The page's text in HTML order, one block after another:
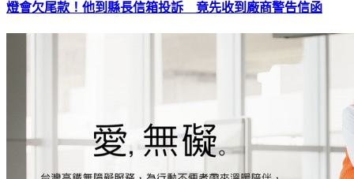
燈會欠尾款！他到縣長信箱投訴 竟先收到廠商警告信函